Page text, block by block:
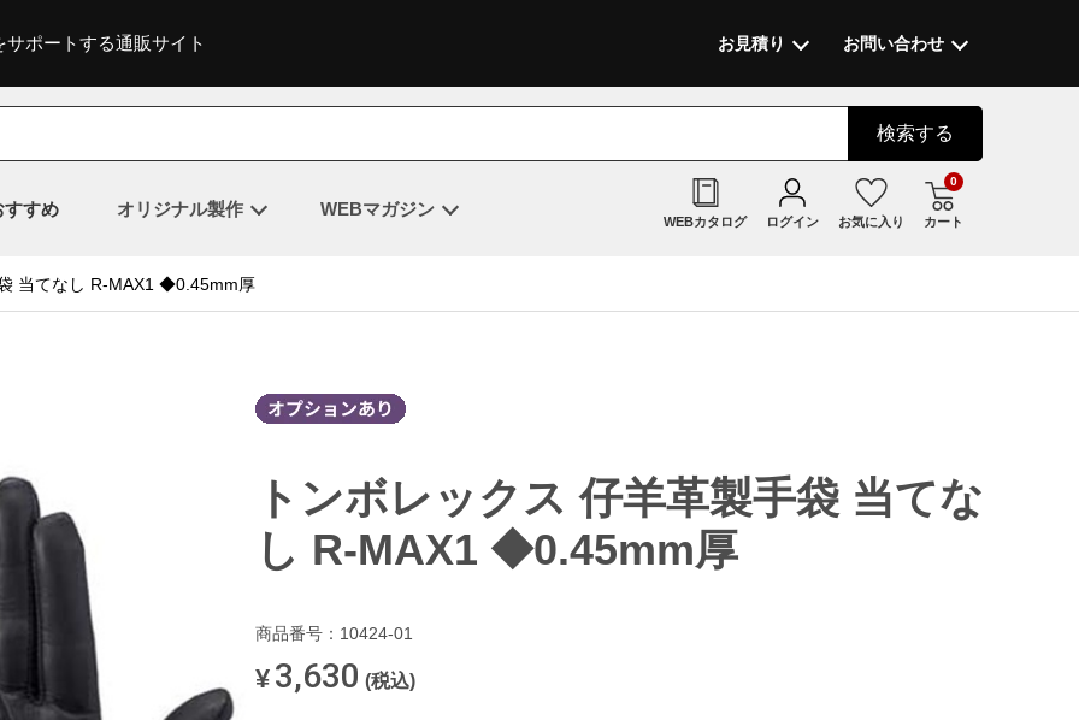
ポートする通販サイト お見積り お問い合わせ
検索する
すすめ オリジナル製作 WEBマガジン
WEBカタログ ログイン お気に入り カート
0
当てなし R-MAX1 ◆0.45mm厚
トンボレックス 仔羊革製手袋 当てな
し R-MAX1 ◆0.45mm厚
商品番号：10424-01
¥ 3,630 (税込)